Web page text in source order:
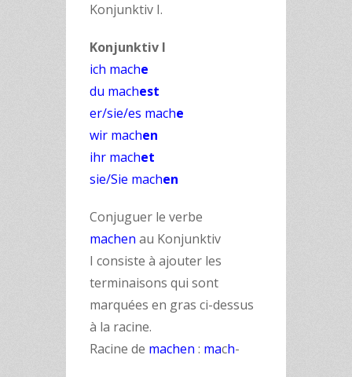
Konjunktiv I.
Konjunktiv I
ich mache
du machest
er/sie/es mache
wir machen
ihr machet
sie/Sie machen
Conjuguer le verbe
machen au Konjunktiv
I consiste à ajouter les
terminaisons qui sont
marquées en gras ci-dessus
à la racine.
Racine de machen : mach-